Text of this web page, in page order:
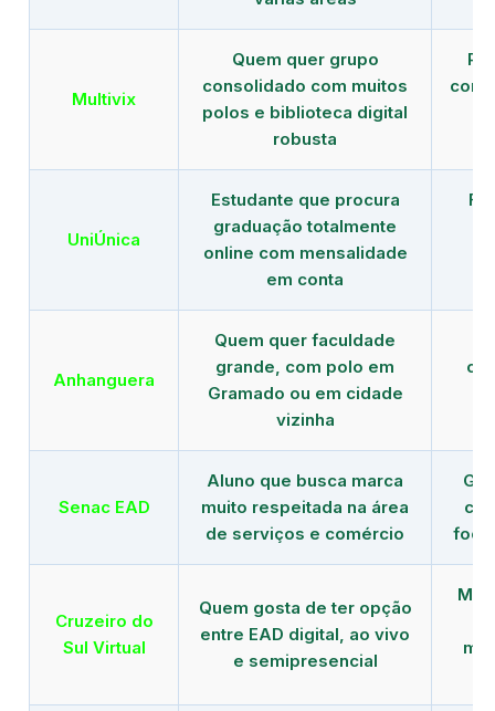
Multivix
Quem quer grupo
consolidado com muitos
polos e biblioteca digital
robusta
com
UniÚnica
Estudante que procura
graduação totalmente
online com mensalidade
em conta
Anhanguera
Quem quer faculdade
grande, com polo em
Gramado ou em cidade
vizinha
Senac EAD
Aluno que busca marca
muito respeitada na área
de serviços e comércio
foco
Cruzeiro do
Sul Virtual
Quem gosta de ter opção
entre EAD digital, ao vivo
e semipresencial